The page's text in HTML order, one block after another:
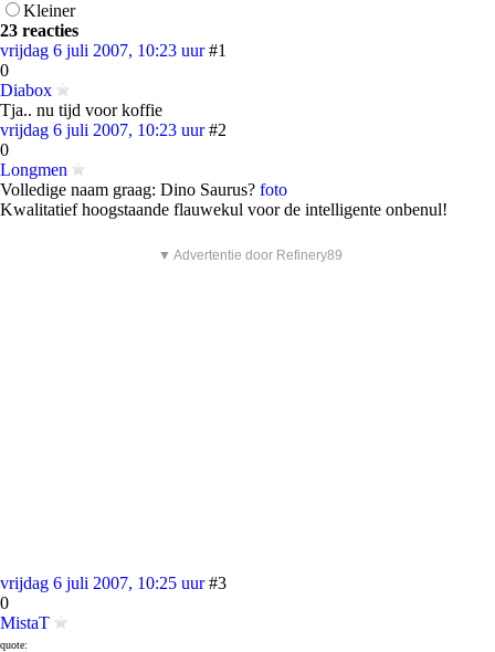
Kleiner
23 reacties
vrijdag 6 juli 2007, 10:23 uur #1
0
Diabox
Tja.. nu tijd voor koffie
vrijdag 6 juli 2007, 10:23 uur #2
0
Longmen
Volledige naam graag: Dino Saurus? foto
Kwalitatief hoogstaande flauwekul voor de intelligente onbenul!
▼ Advertentie door Refinery89
vrijdag 6 juli 2007, 10:25 uur #3
0
MistaT
quote: